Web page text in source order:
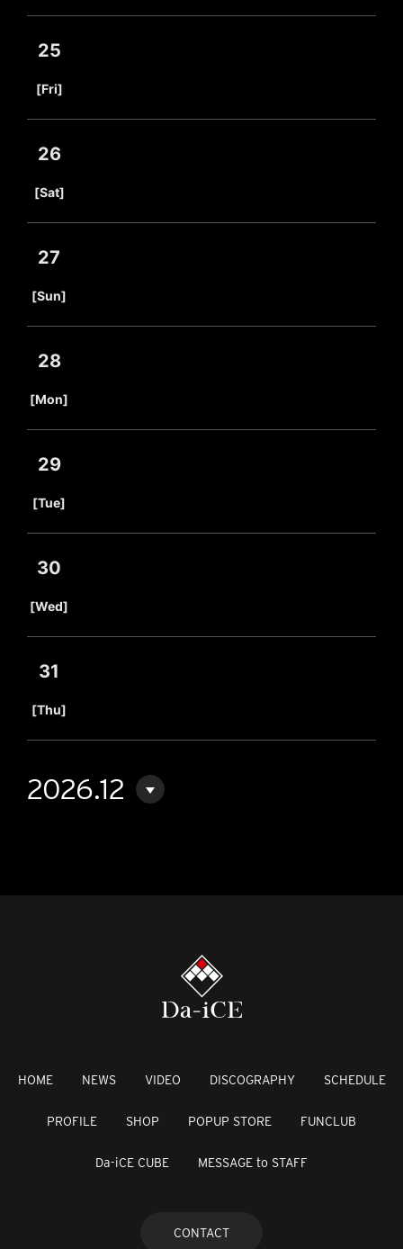
25
[Fri]
26
[Sat]
27
[Sun]
28
[Mon]
29
[Tue]
30
[Wed]
31
[Thu]
2026.12
HOME NEWS VIDEO DISCOGRAPHY SCHEDULE
PROFILE SHOP POPUP STORE FUNCLUB
Da-iCE CUBE MESSAGE to STAFF
CONTACT